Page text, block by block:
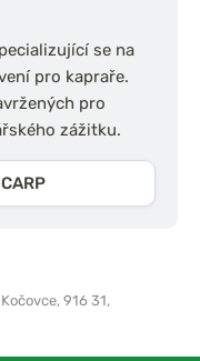
se na
pro kapraře.
pro
zážitku.
916 31,